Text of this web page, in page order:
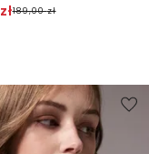
zł189,00zł